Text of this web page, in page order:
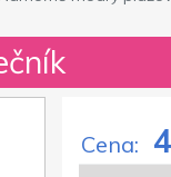
Cena: